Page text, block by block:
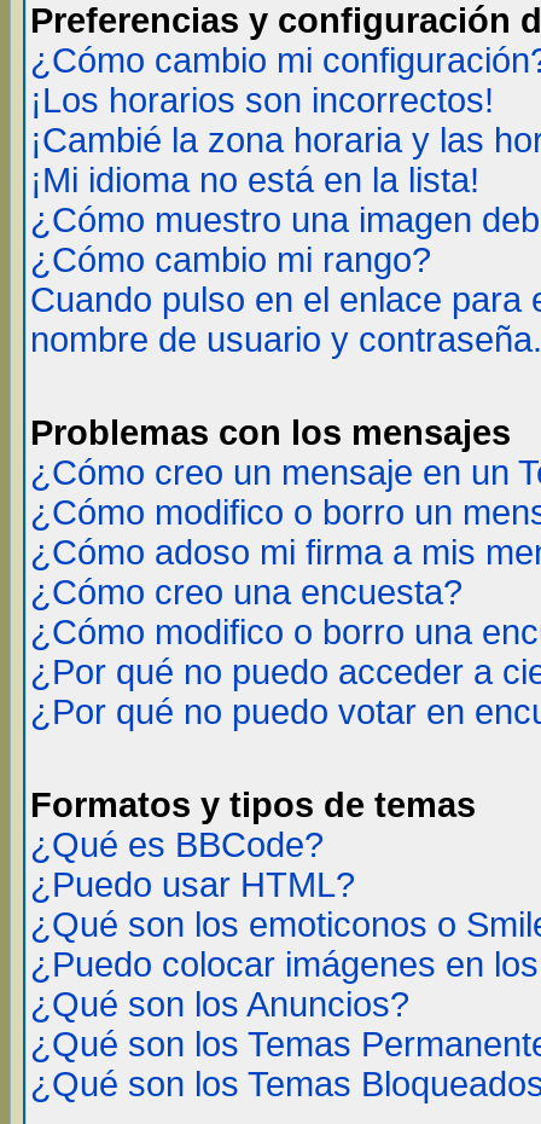
Preferencias y configuración
¿Cómo cambio mi
¡Los horarios son incorrectos!
¡Cambié la zona horaria y las
¡Mi idioma no está en la lista!
¿Cómo muestro una imagen
¿Cómo cambio mi rango?
Cuando pulso en el enlace
nombre de usuario y contraseña.
Problemas con los mensajes
¿Cómo creo un mensaje en un
¿Cómo modifico o borro un
¿Cómo adoso mi firma a mis
¿Cómo creo una encuesta?
¿Cómo modifico o borro una
¿Por qué no puedo acceder a
¿Por qué no puedo votar en
Formatos y tipos de temas
¿Qué es BBCode?
¿Puedo usar HTML?
¿Qué son los emoticonos o
¿Puedo colocar imágenes en
¿Qué son los Anuncios?
¿Qué son los Temas
¿Qué son los Temas